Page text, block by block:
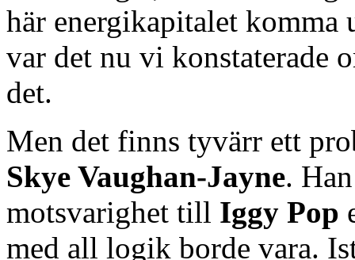
här energikapitalet komma
var det nu vi konstaterade
det.
Men det finns tyvärr ett
Skye Vaughan-Jayne.
motsvarighet till Iggy Pop
med all logik borde vara.